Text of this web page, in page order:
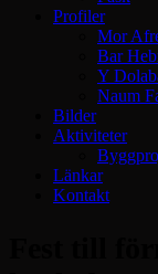
Profiler
Mor
Bar
Y
Naum
Bilder
Aktiviteter
Länkar
Kontakt